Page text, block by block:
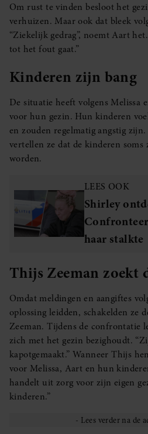
Om rust te vinden besloot het
verhuizen. Maar ook dat bleek
“Ziekelijk gedrag”, noemt Aart
tot het fout gaat.”
Kinderen zijn bang
De situatie heeft volgens Melissa
voor hun gezin. Hun kinderen
en zouden regelmatig angstig
vertellen ze dat de kinderen
worden.
LEES OOK
Shirley
haar stalkte
Thijs Zeeman zoekt
Omdat meldingen en aangiftes
oplossing leidden, schakelden ze
Zeeman. Tijdens de confrontatie
zich met het gezin bezighoudt.
kapotgemaakt.” Wanneer Thijs
voor Melissa, Aart en hun
handelt uit zorg voor zijn eigen
kinderen.”